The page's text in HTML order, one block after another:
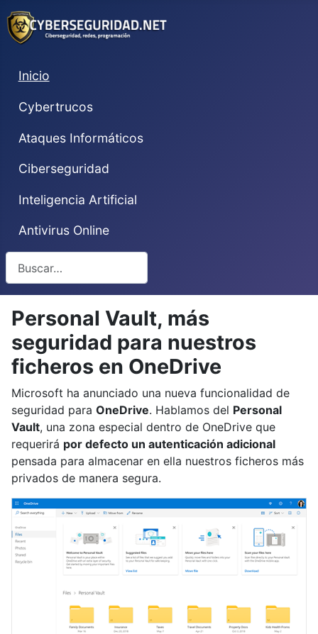
Inicio
Cybertrucos
Ataques Informáticos
Ciberseguridad
Inteligencia Artificial
Antivirus Online
Personal Vault, más
seguridad para nuestros
ficheros en OneDrive
Microsoft ha anunciado una nueva funcionalidad de
seguridad para OneDrive. Hablamos del Personal
Vault, una zona especial dentro de OneDrive que
requerirá por defecto un autenticación adicional
pensada para almacenar en ella nuestros ficheros más
privados de manera segura.